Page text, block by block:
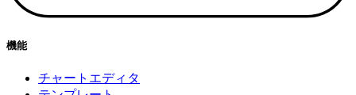
機能
チャートエディタ